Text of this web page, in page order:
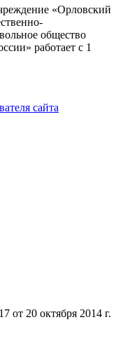
«Орловский
общество
работает с 1
сайта
от 20 октября 2014 г.